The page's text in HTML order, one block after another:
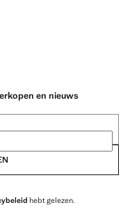
en nieuws
hebt gelezen.